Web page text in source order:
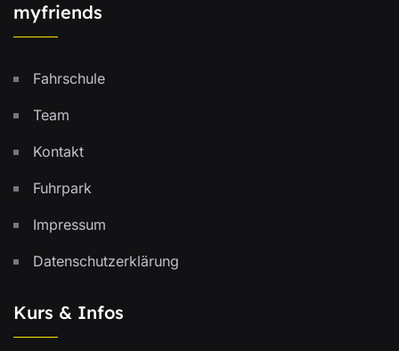
myfriends
Fahrschule
Team
Kontakt
Fuhrpark
Impressum
Datenschutzerklärung
Kurs & Infos